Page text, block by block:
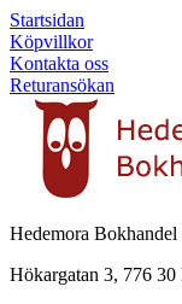
Startsidan
Köpvillkor
Kontakta oss
Returansökan
Hedemora Bokhandel
Hökargatan 3, 776 30